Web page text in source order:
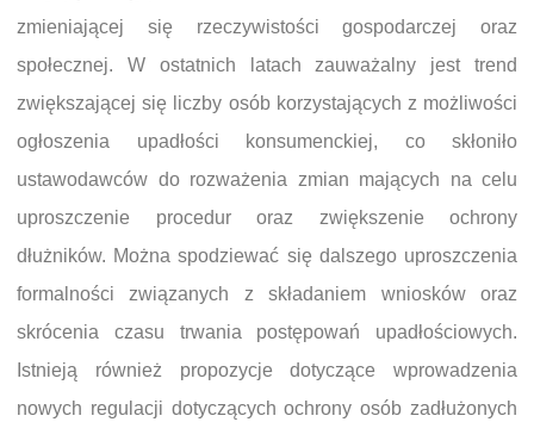
zmieniającej się rzeczywistości gospodarczej oraz
społecznej. W ostatnich latach zauważalny jest trend
zwiększającej się liczby osób korzystających z możliwości
ogłoszenia upadłości konsumenckiej, co skłoniło
ustawodawców do rozważenia zmian mających na celu
uproszczenie procedur oraz zwiększenie ochrony
dłużników. Można spodziewać się dalszego uproszczenia
formalności związanych z składaniem wniosków oraz
skrócenia czasu trwania postępowań upadłościowych.
Istnieją również propozycje dotyczące wprowadzenia
nowych regulacji dotyczących ochrony osób zadłużonych